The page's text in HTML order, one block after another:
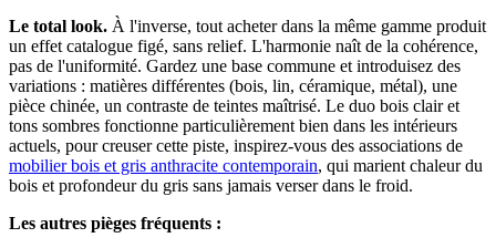
Le total look. À l'inverse, tout acheter dans la même gamme produit
un effet catalogue figé, sans relief. L'harmonie naît de la cohérence,
pas de l'uniformité. Gardez une base commune et introduisez des
variations : matières différentes (bois, lin, céramique, métal), une
pièce chinée, un contraste de teintes maîtrisé. Le duo bois clair et
tons sombres fonctionne particulièrement bien dans les intérieurs
actuels, pour creuser cette piste, inspirez-vous des associations de
mobilier bois et gris anthracite contemporain, qui marient chaleur du
bois et profondeur du gris sans jamais verser dans le froid.
Les autres pièges fréquents :